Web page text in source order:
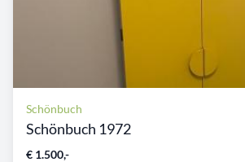
Schönbuch
Schönbuch 1972
€ 1.500,-